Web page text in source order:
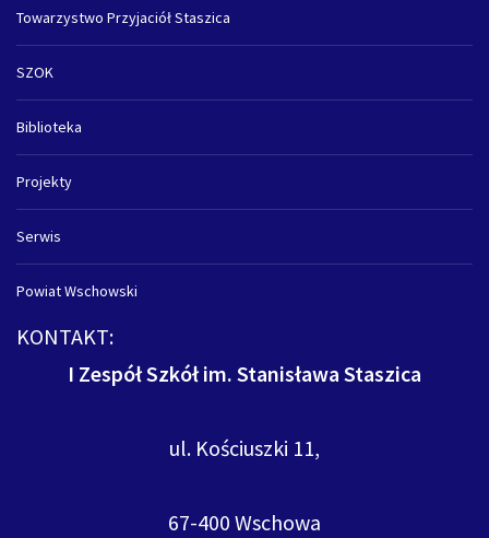
Towarzystwo Przyjaciół Staszica
SZOK
Biblioteka
Projekty
Serwis
Powiat Wschowski
KONTAKT:
I Zespół Szkół im. Stanisława Staszica
ul. Kościuszki 11,
67-400 Wschowa